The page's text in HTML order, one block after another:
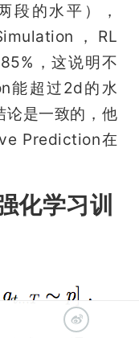
段的水平），
，RL
，这说明不
能超过2d的水
论是一致的，他
Prediction在
化学习训